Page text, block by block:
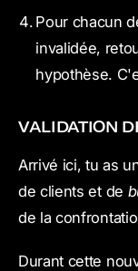
Pour chacun
invalidée,
hypothèse.
VALIDATION
Arrivé ici, tu as
de clients et de
de la
Durant cette